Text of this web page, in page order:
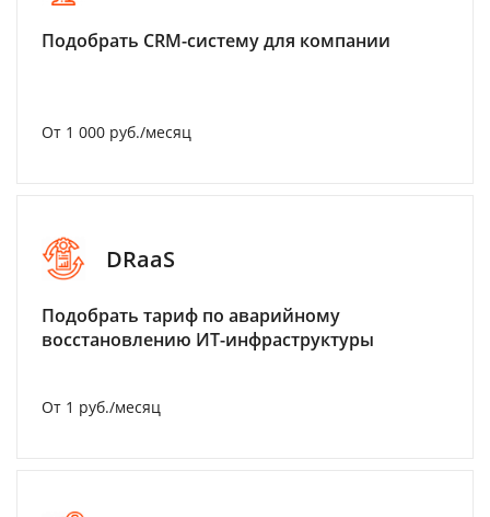
Подобрать CRM-систему для компании
От 1 000 руб./месяц
DRaaS
Подобрать тариф по аварийному
восстановлению ИТ-инфраструктуры
От 1 руб./месяц